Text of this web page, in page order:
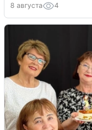
8 августа 4